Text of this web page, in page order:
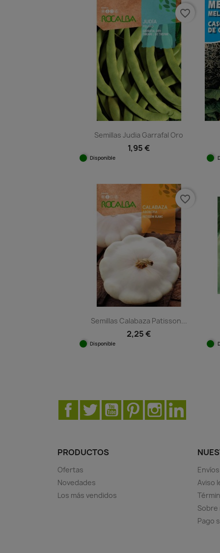
Semillas Judia Garrafal Oro
1,95 €
Disponible
favorite_border
Semillas Calabaza Patisson...
2,25 €
Disponible
favorite_border
Facebook
Twitter YouTubePinterestInstagram
PRODUCTOS
Ofertas
Novedades
Los más vendidos
Aviso
Pago